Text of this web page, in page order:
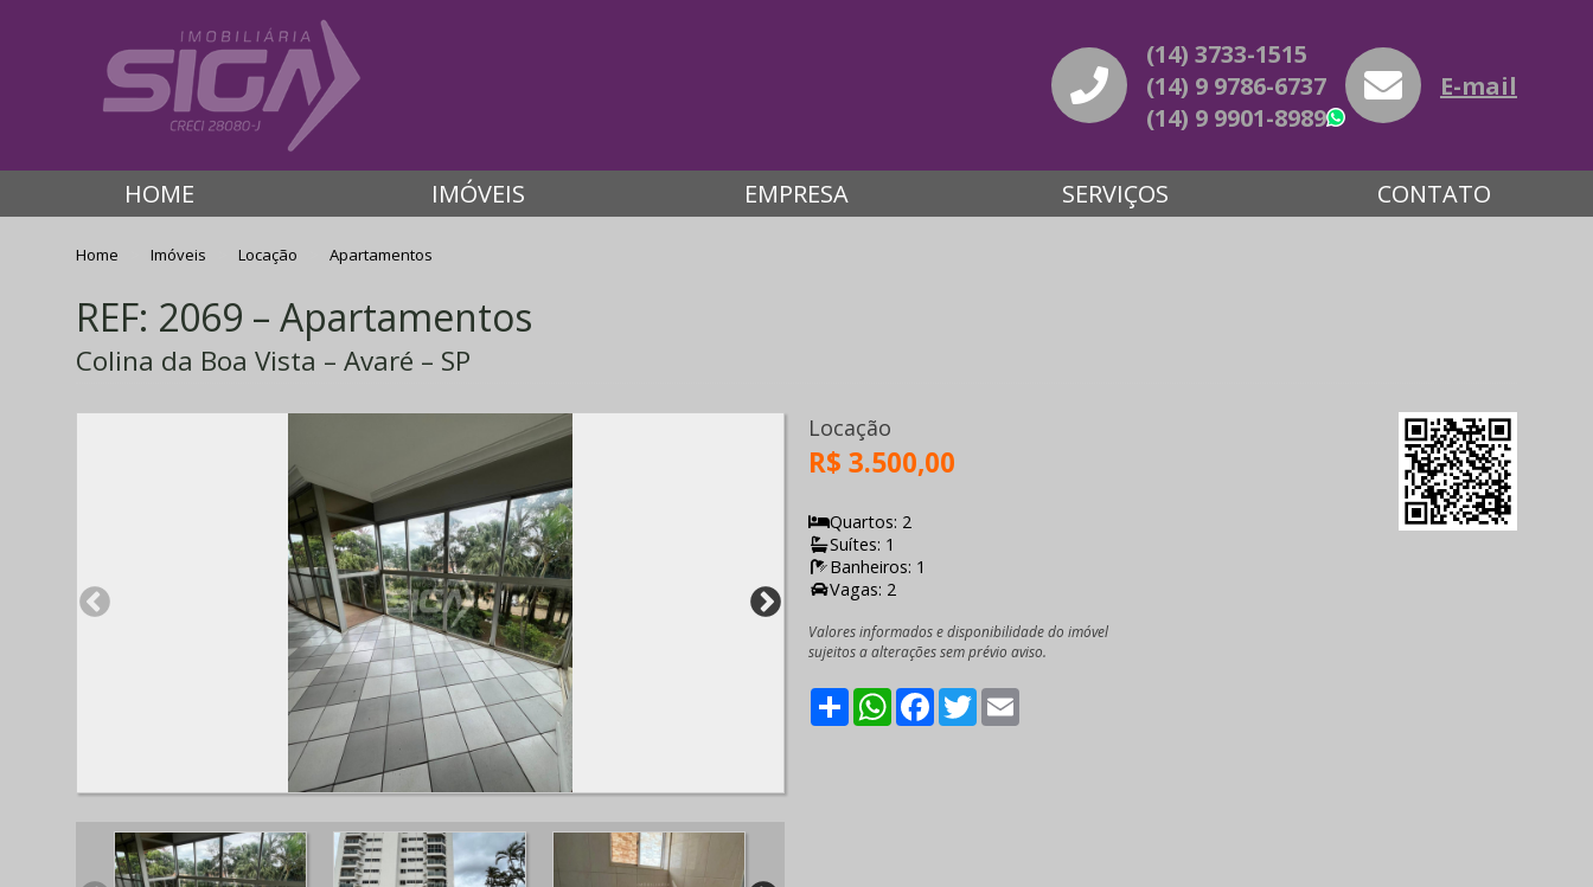
(14) 3733-1515
(14) 9 9786-6737
(14) 9 9901-8989
WhatsApp
E-mail
HOME IMÓVEIS EMPRESA SERVIÇOS CONTATO
Home Imóveis Locação Apartamentos
REF: 2069 – Apartamentos
Colina da Boa Vista – Avaré – SP
Locação
R$ 3.500,00
Quartos: 2
Suítes: 1
Banheiros: 1
Vagas: 2
Valores informados e disponibilidade do imóvel
sujeitos a alterações sem prévio aviso.
ShareWhatsApp
Facebook
Twitter